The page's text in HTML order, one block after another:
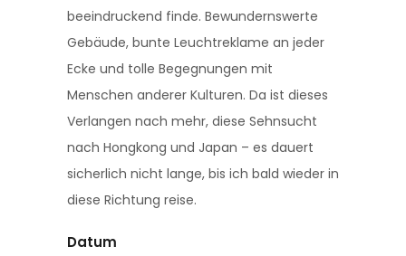
beeindruckend finde. Bewundernswerte
Gebäude, bunte Leuchtreklame an jeder
Ecke und tolle Begegnungen mit
Menschen anderer Kulturen. Da ist dieses
Verlangen nach mehr, diese Sehnsucht
nach Hongkong und Japan – es dauert
sicherlich nicht lange, bis ich bald wieder in
diese Richtung reise.
Datum